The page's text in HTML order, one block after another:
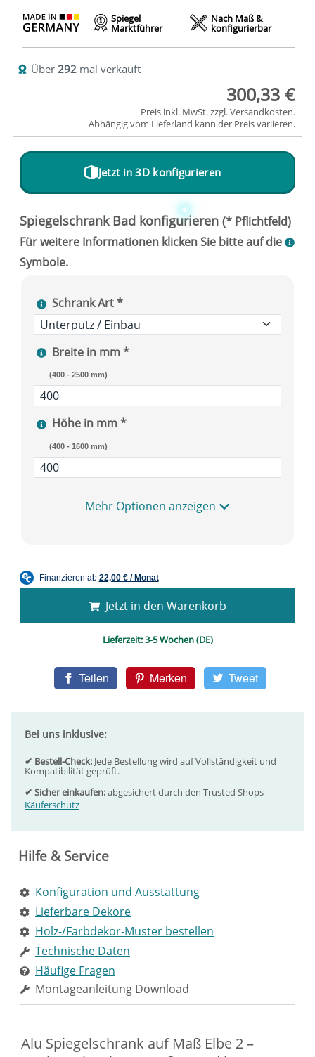
Alu Spiegelschrank auf Maß Elbe 2 –
Hilfe & Service
Konfiguration und Ausstattung
Lieferbare Dekore
Holz-/Farbdekor-Muster bestellen
Technische Daten
Häufige Fragen
Montageanleitung Download
Spiegel
Marktführer
Nach Maß &
konfigurierbar
Über 292 mal verkauft
300,33 €
Preis inkl. MwSt. zzgl.Versandkosten.
Abhängig vom Lieferland kann der Preis variieren.
Jetzt in 3D konfigurieren
Schrank Art *
Breite in mm *
(400 - 2500 mm)
Höhe in mm *
(400 - 1600 mm)
Optionen anzeigen
Jetzt in den Warenkorb
Lieferzeit:3-5 Wochen (DE)
Teilen Merken Tweet
Bei uns inklusive:
✔ Bestell-Check: Jede Bestellung wird auf Vollständigkeit und
Kompatibilität geprüft.
✔ Sicher einkaufen:abgesichert durch den Trusted Shops
Käuferschutz